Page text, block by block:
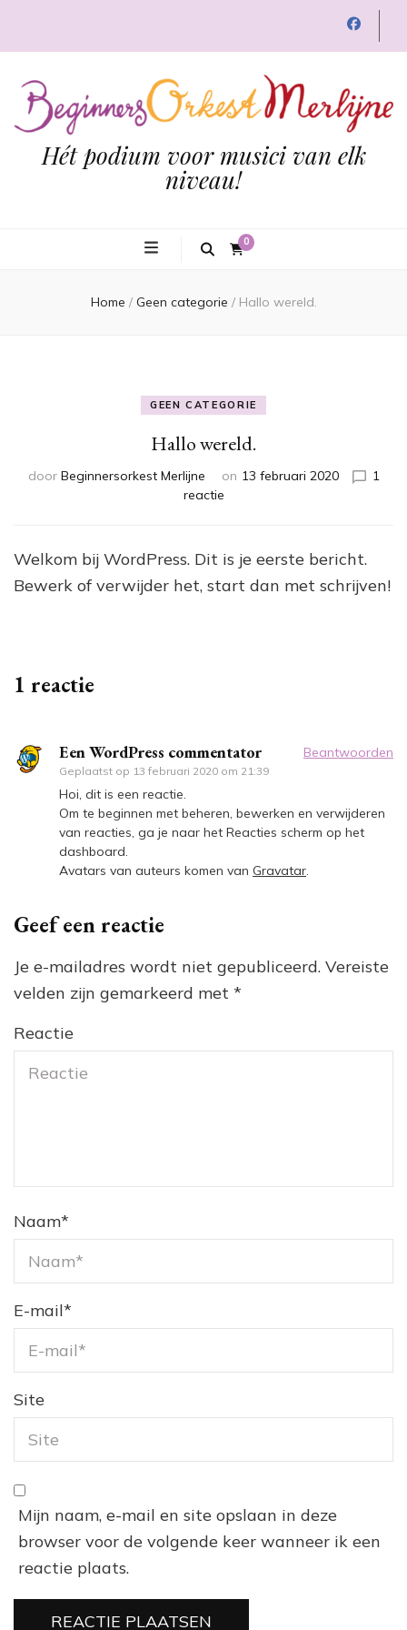
Hét podium voor musici van elk
niveau!
0
Home / Geen categorie / Hallo wereld.
GEEN CATEGORIE
Hallo wereld.
door Beginnersorkest Merlijne on 13 februari 2020
1
reactie
Welkom bij WordPress. Dit is je eerste bericht.
Bewerk of verwijder het, start dan met schrijven!
1 reactie
Een WordPress commentator
Geplaatst op 13 februari 2020 om 21:39
Beantwoorden
Hoi, dit is een reactie.
Om te beginnen met beheren, bewerken en verwijderen
van reacties, ga je naar het Reacties scherm op het
dashboard.
Avatars van auteurs komen van Gravatar.
Geef een reactie
Je e-mailadres wordt niet gepubliceerd. Vereiste
velden zijn gemarkeerd met *
Reactie
Naam*
E-mail*
Site
Mijn naam, e-mail en site opslaan in deze
browser voor de volgende keer wanneer ik een
reactie plaats.